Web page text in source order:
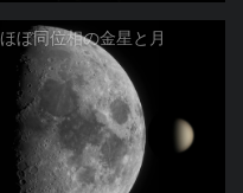
ほぼ同位相の金星と月